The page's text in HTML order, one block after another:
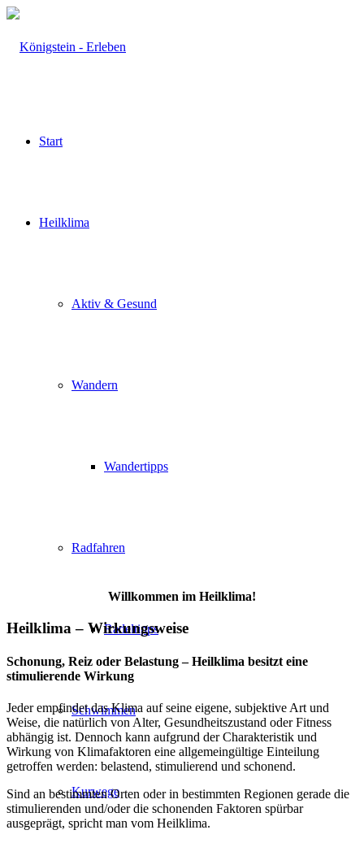
Start
Heilklima
Aktiv & Gesund
Wandern
Wandertipps
Radfahren
Radeltipps
Schwimmen
Kurwege
Willkommen im Heilklima!
Heilklima – Wirkungsweise
Schonung, Reiz oder Belastung – Heilklima besitzt eine
stimulierende Wirkung
Jeder empfindet das Klima auf seine eigene, subjektive Art und
Weise, die natürlich von Alter, Gesundheitszustand oder Fitness
abhängig ist. Dennoch kann aufgrund der Charakteristik und
Wirkung von Klimafaktoren eine allgemeingültige Einteilung
getroffen werden: belastend, stimulierend und schonend.
Sind an bestimmten Orten oder in bestimmten Regionen gerade die
stimulierenden und/oder die schonenden Faktoren spürbar
ausgeprägt, spricht man vom Heilklima.